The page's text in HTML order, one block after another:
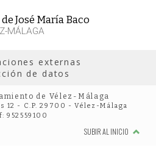
José María Baco
MÁLAGA
externas
de datos
de Vélez-Málaga
12 - C.P. 29700 - Vélez-Málaga
952559100
SUBIR AL INICIO